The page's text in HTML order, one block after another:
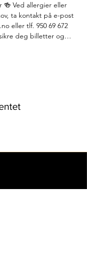
Ved allergier eller
ta kontakt på e-post
eller tlf. 950 69 672
sikre deg billetter og…